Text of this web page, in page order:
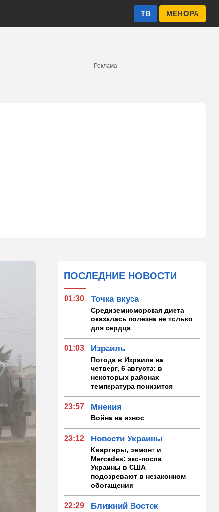
МЕНОРА
ТВ
Реклама
ПОСЛЕДНИЕ НОВОСТИ
01:30 Точка вкуса
Средиземноморская диета
оказалась полезна не только
для сердца
01:03 Израиль
Погода в Израиле на
четверг, 6 августа: в
некоторых районах
температура понизится
23:57 Мнения
Война на износ
23:12 Новости Украины
Квартиры, ремонт и
Mercedes: экс-посла
Украины в США
подозревают в незаконном
обогащении
22:29 Ближний Восток